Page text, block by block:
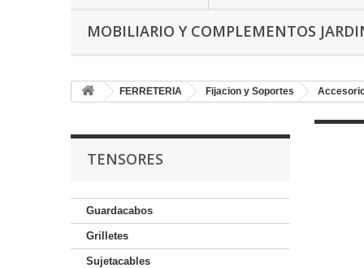
MOBILIARIO Y COMPLEMENTOS
FERRETERIA Fijacion y Soportes
TENSORES
Guardacabos
Grilletes
Sujetacables